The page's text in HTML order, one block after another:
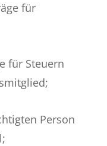
für
für Steuern
Person